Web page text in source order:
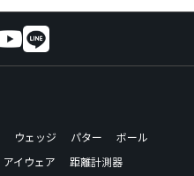
ウェッジ パター
ボール
アイウェア
距離計測器